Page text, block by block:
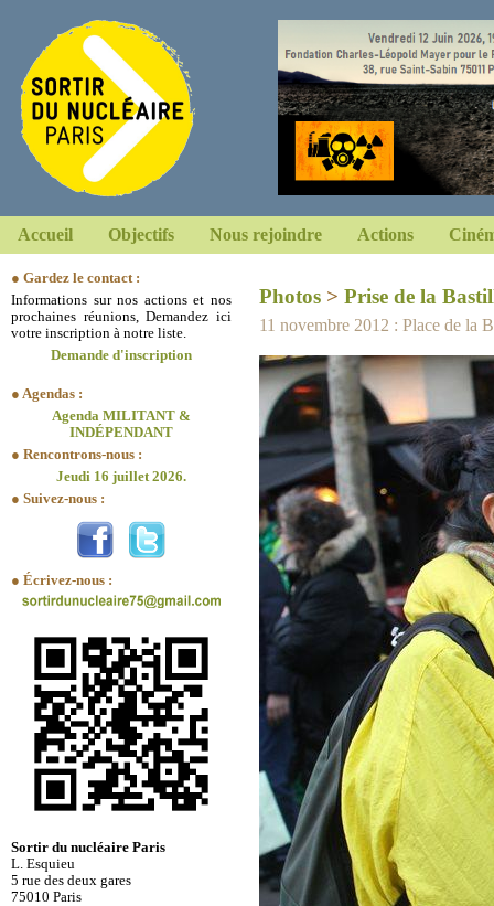
Accueil Objectifs Nous rejoindre Actions
● Gardez le contact :
Informations sur nos actions et nos
prochaines réunions, Demandez ici
votre inscription à notre liste.
Demande d'inscription
● Agendas :
Agenda MILITANT &
INDÉPENDANT
● Rencontrons-nous :
Jeudi 16 juillet 2026.
● Suivez-nous :
● Écrivez-nous :
Sortir du nucléaire Paris
L. Esquieu
5 rue des deux gares
75010 Paris
Photos > Prise de la
11 novembre 2012 : Place de la